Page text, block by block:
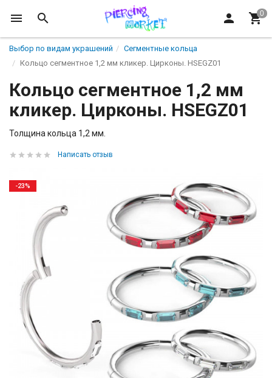
Выбор по видам украшений
Сегментные кольца
Кольцо сегментное 1,2 мм кликер. Цирконы. HSEGZ01
Кольцо сегментное 1,2 мм
кликер. Цирконы. HSEGZ01
Толщина кольца 1,2 мм.
Написать отзыв
-23%